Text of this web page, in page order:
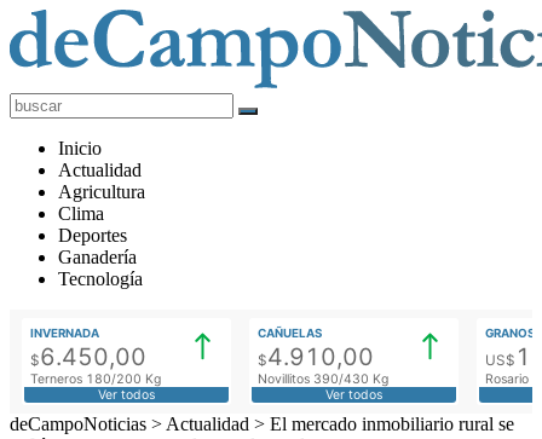
deCampoNoticias
Actualidad
Agropecuaria
Inicio
Actualidad
Agricultura
Clima
Deportes
Ganadería
Tecnología
INVERNADA
$6.450,00
Terneros 180/200 Kg
Ver todos
CAÑUELAS
$4.910,00
Novillitos 390/430 Kg
Ver todos
GRANOS
US$
Rosario
deCampoNoticias > Actualidad > El mercado inmobiliario rural se